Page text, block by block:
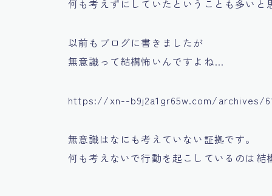
何も考えずにしていたということも多い
以前もブログに書きましたが
無意識って結構怖いんですよね…
https://xn--b9j2a1gr65w.com/archives/
無意識はなにも考えていない証拠です。
何も考えないで行動を起こしているのは結